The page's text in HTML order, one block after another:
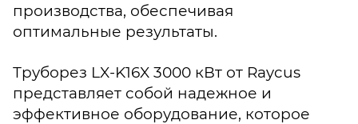
производства, обеспечивая
оптимальные результаты.
Труборез LX-K16X 3000 кВт от Raycus
представляет собой надежное и
эффективное оборудование, которое